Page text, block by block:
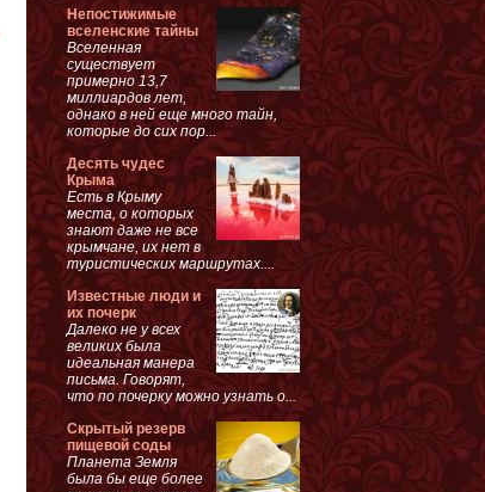
Непостижимые
вселенские тайны
Вселенная
существует
примерно 13,7
миллиардов лет,
однако в ней еще много тайн,
которые до сих пор...
Десять чудес
Крыма
Есть в Крыму
места, о которых
знают даже не все
крымчане, их нет в
туристических маршрутах....
Известные люди и
их почерк
Далеко не у всех
великих была
идеальная манера
письма. Говорят,
что по почерку можно узнать о...
Скрытый резерв
пищевой соды
Планета Земля
была бы еще более